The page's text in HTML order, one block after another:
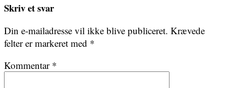
Skriv et svar
Din e-mailadresse vil ikke blive publiceret. Krævede
felter er markeret med *
Kommentar *